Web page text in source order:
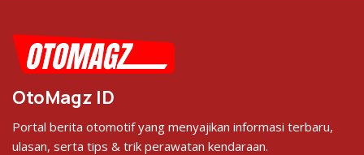
OtoMagz ID
Portal berita otomotif yang menyajikan informasi terbaru,
ulasan, serta tips & trik perawatan kendaraan.